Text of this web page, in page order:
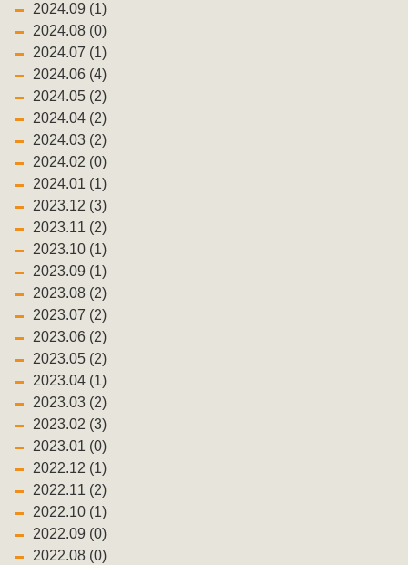
2024.09 (1)
2024.08 (0)
2024.07 (1)
2024.06 (4)
2024.05 (2)
2024.04 (2)
2024.03 (2)
2024.02 (0)
2024.01 (1)
2023.12 (3)
2023.11 (2)
2023.10 (1)
2023.09 (1)
2023.08 (2)
2023.07 (2)
2023.06 (2)
2023.05 (2)
2023.04 (1)
2023.03 (2)
2023.02 (3)
2023.01 (0)
2022.12 (1)
2022.11 (2)
2022.10 (1)
2022.09 (0)
2022.08 (0)